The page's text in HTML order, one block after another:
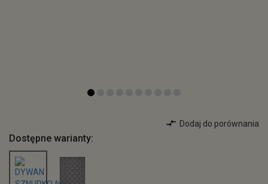
Dodaj do porównania
Dostępne warianty: